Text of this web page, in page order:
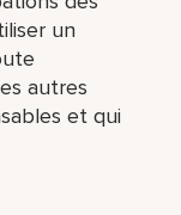
un
autres
et qui